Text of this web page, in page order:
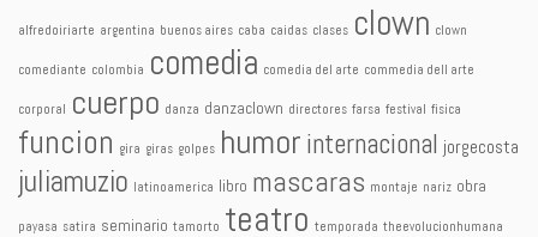
alfredoiriarte argentina buenos aires caba caidas clases clown clown
comediante colombia comedia comedia del arte commedia dell arte
corporal cuerpo danza danzaclown directores farsa festival fisica
funcion gira giras golpes humor internacional jorgecosta
juliamuzio latinoamerica libro mascaras montaje nariz obra
payasa satira seminario tamorto teatro temporada theevolucionhumana